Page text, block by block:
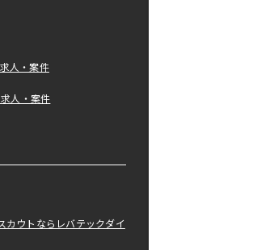
人・案件
人・案件
カウトならレバテックダイ